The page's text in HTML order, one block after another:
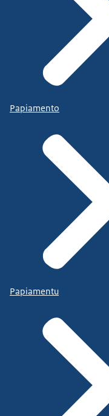
Papiamento
Papiamentu